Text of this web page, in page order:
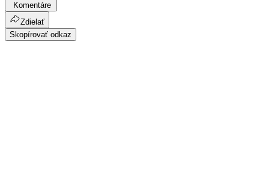
Komentáre
Zdielať
Skopírovať odkaz